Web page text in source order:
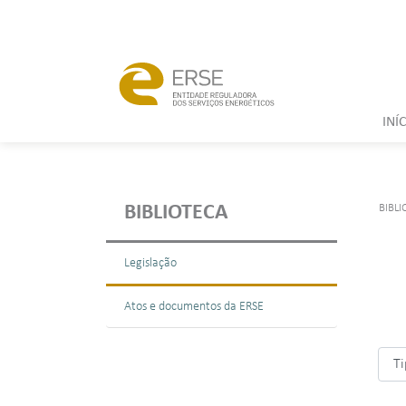
BIBLIOTECA
Legislação
Atos e documentos da ERSE